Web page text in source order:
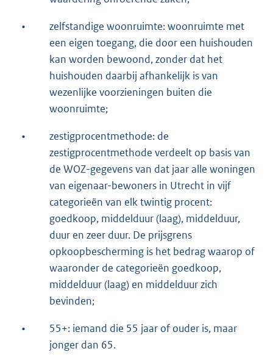
•
zelfstandige woonruimte: woonruimte met
een eigen toegang, die door een huishouden
kan worden bewoond, zonder dat het
huishouden daarbij afhankelijk is van
wezenlijke voorzieningen buiten die
woonruimte;
•
zestigprocentmethode: de
zestigprocentmethode verdeelt op basis van
de WOZ-gegevens van dat jaar alle woningen
van eigenaar-bewoners in Utrecht in vijf
categorieën van elk twintig procent:
goedkoop, middelduur (laag), middelduur,
duur en zeer duur. De prijsgrens
opkoopbescherming is het bedrag waarop of
waaronder de categorieën goedkoop,
middelduur (laag) en middelduur zich
bevinden;
•
55+: iemand die 55 jaar of ouder is, maar
jonger dan 65.